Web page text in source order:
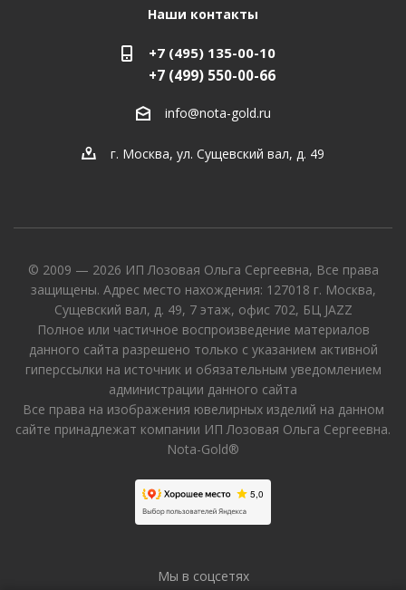
Наши контакты
+7 (495) 135-00-10
+7 (499) 550-00-66
info@nota-gold.ru
г. Москва, ул. Сущевский вал, д. 49
© 2009 — 2026 ИП Лозовая Ольга Сергеевна, Все права
защищены. Адрес место нахождения: 127018 г. Москва,
Сущевский вал, д. 49, 7 этаж, офис 702, БЦ JAZZ
Полное или частичное воспроизведение материалов
данного сайта разрешено только с указанием активной
гиперссылки на источник и обязательным уведомлением
администрации данного сайта
Все права на изображения ювелирных изделий на данном
сайте принадлежат компании ИП Лозовая Ольга Сергеевна.
Nota-Gold®
Мы в соцсетях